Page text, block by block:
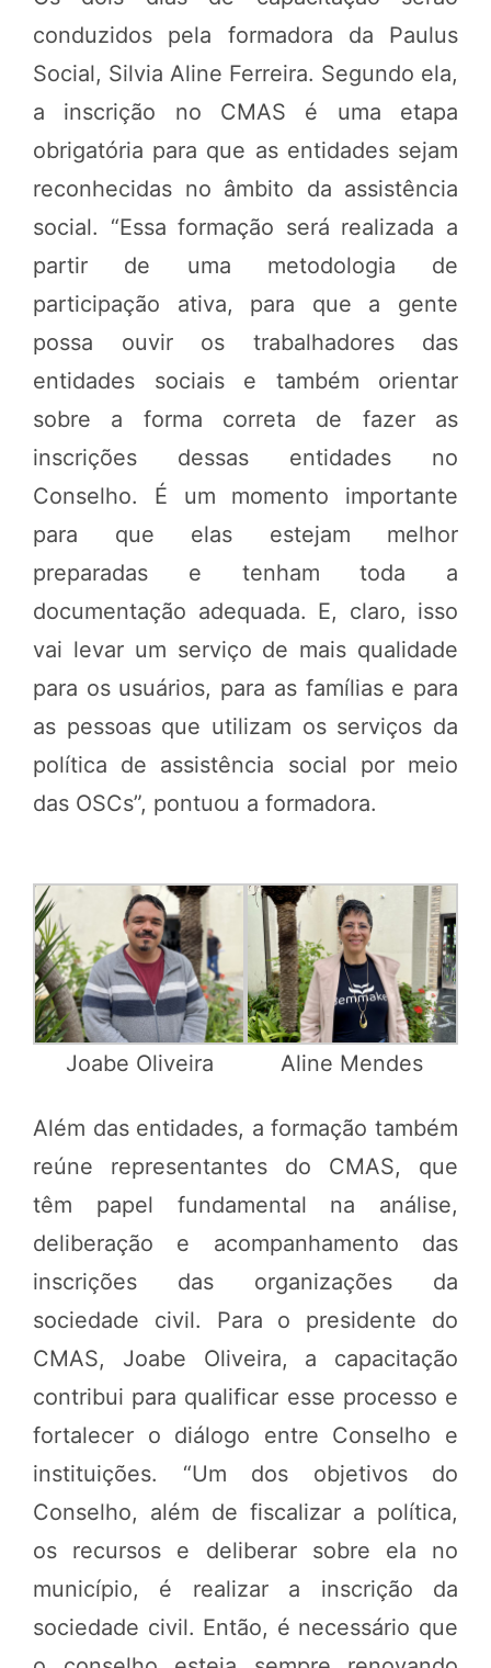
conduzidos pela formadora da Paulus
Social, Silvia Aline Ferreira. Segundo ela,
a inscrição no CMAS é uma etapa
obrigatória para que as entidades sejam
reconhecidas no âmbito da assistência
social. “Essa formação será realizada a
partir de uma metodologia de
participação ativa, para que a gente
possa ouvir os trabalhadores das
entidades sociais e também orientar
sobre a forma correta de fazer as
inscrições dessas entidades no
Conselho. É um momento importante
para que elas estejam melhor
preparadas e tenham toda a
documentação adequada. E, claro, isso
vai levar um serviço de mais qualidade
para os usuários, para as famílias e para
as pessoas que utilizam os serviços da
política de assistência social por meio
das OSCs”, pontuou a formadora.
Joabe Oliveira Aline Mendes
Além das entidades, a formação também
reúne representantes do CMAS, que
têm papel fundamental na análise,
deliberação e acompanhamento das
inscrições das organizações da
sociedade civil. Para o presidente do
CMAS, Joabe Oliveira, a capacitação
contribui para qualificar esse processo e
fortalecer o diálogo entre Conselho e
instituições. “Um dos objetivos do
Conselho, além de fiscalizar a política,
os recursos e deliberar sobre ela no
município, é realizar a inscrição da
sociedade civil. Então, é necessário que